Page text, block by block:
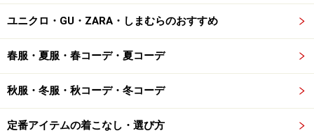
す。
肩の丸みや身幅のゆるっと感が女性らしい印象に。前身ごろ
の着丈の短さが体型カバーに最適
レディースのゆるニットは前身ごろが短い仕様になって
いることが多いので、ウエスト位置を高く見せることが
ユニクロ・GU・ZARA・しまむらのおすすめ
春服・夏服・春コーデ・夏コーデ
秋服・冬服・秋コーデ・冬コーデ
定番アイテムの着こなし・選び方